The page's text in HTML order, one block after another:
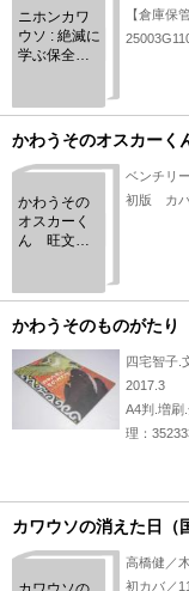
ニホンカワ
ウソ : 絶滅に
学ぶ保全生
history＞
【倉庫
かわうそのオスカー
かわうその
オスカーく
ん 旺文社
ベンチリ
初版 カ
かわうそのものがた
四宅智子.
2017.3
A4判.増
理：
カワウソの消えた日（
高橋健／
初カバ／